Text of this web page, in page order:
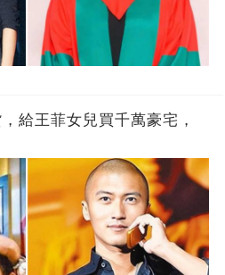
給王菲女兒買千萬豪宅，